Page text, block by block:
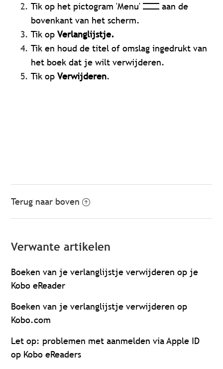
Tik op het pictogram 'Menu'
aan de
bovenkant van het scherm.
Tik opVerlanglijstje.
Tik en houd de titel of omslag ingedrukt van
het boek dat je wilt verwijderen.
Tik opVerwijderen.
Terug naar boven
Verwante artikelen
Boeken van je verlanglijstje verwijderen op je
Kobo eReader
Boeken van je verlanglijstje verwijderen op
Kobo.com
Let op: problemen met aanmelden via Apple ID
op Kobo eReaders